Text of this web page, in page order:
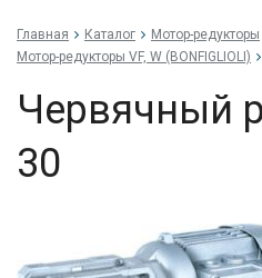
Главная Каталог Мотор-редукторы
Мотор-редукторы VF, W (BONFIGLIOLI)
Червячный
30